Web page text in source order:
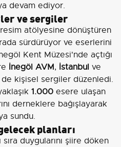
devam ediyor.
ve sergiler
resim atölyesine dönüştüren
sürdürüyor ve eserlerini
Kent Müzesi'nde açtığı
İnegöl AVM, İstanbul ve
kişisel sergiler düzenledi.
1.000esere ulaşan
derneklere bağışlayarak
sundu.
planları
sıra duygularını şiire döken